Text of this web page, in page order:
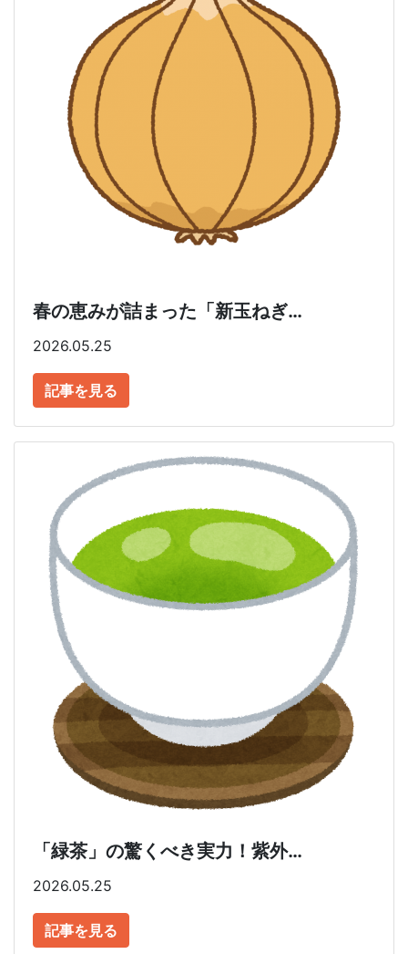
春の恵みが詰まった「新玉ねぎ…
2026.05.25
記事を見る
「緑茶」の驚くべき実力！紫外…
2026.05.25
記事を見る